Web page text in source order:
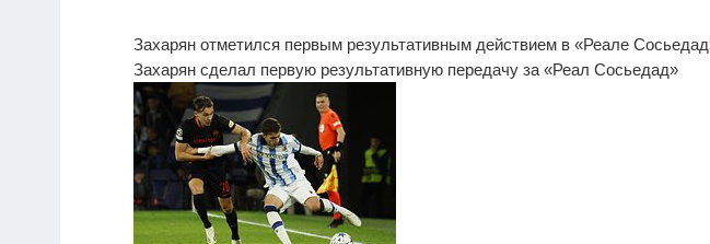
Захарян отметился первым результативным действием в «Реале
Захарян сделал первую результативную передачу за «Реал Сосьедад»